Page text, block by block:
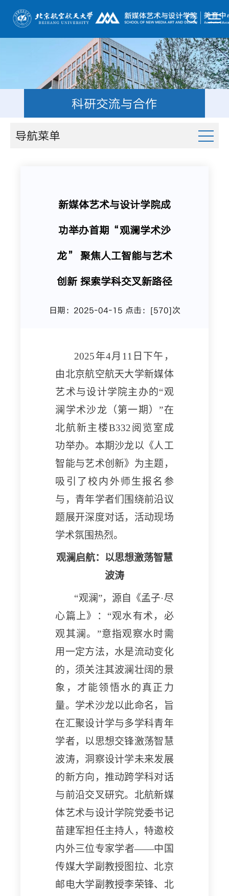
科研交流与合作
导航菜单
新媒体艺术与设计学院成
功举办首期“观澜学术沙
龙” 聚焦人工智能与艺术
创新 探索学科交叉新路径
日期：2025-04-15 点击：[570]次
2025年4月11日下午，
由北京航空航天大学新媒体
艺术与设计学院主办的“观
澜学术沙龙（第一期）”在
北航新主楼B332阅览室成
功举办。本期沙龙以《人工
智能与艺术创新》为主题，
吸引了校内外师生报名参
与，青年学者们围绕前沿议
题展开深度对话，活动现场
学术氛围热烈。
观澜启航：以思想激荡智慧
波涛
“观澜”，源自《孟子·尽
心篇上》：“观水有术，必
观其澜。”意指观察水时需
用一定方法，水是流动变化
的，须关注其波澜壮阔的景
象，才能领悟水的真正力
量。学术沙龙以此命名，旨
在汇聚设计学与多学科青年
学者，以思想交锋激荡智慧
波涛，洞察设计学未来发展
的新方向，推动跨学科对话
与前沿交叉研究。北航新媒
体艺术与设计学院党委书记
苗建军担任主持人，特邀校
内外三位专家学者——中国
传媒大学副教授图拉、北京
邮电大学副教授李荣锋、北